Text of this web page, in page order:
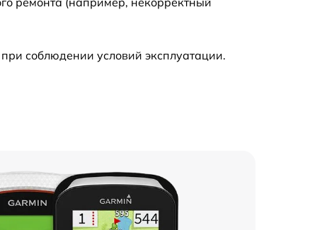
соблюдении условий эксплуатации.